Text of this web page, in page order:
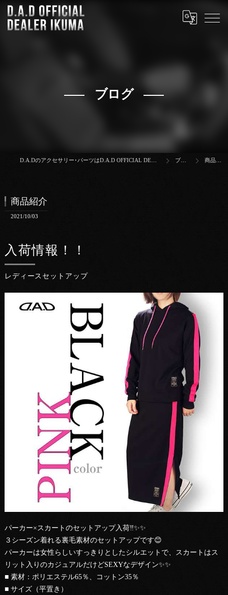
ブログ
D.A.Dのアクセサリー･パーツはD.A.D OFFICIAL DEALER IKUMA ブログ 商品紹介
商品紹介
2021/10/03
レディースセットアップ
入荷情報！！
パーカー×スカートのセットアップ入荷‼️✨✨
３シーズン着れる裏毛素材のセットアップです😊
パーカーは女性らしいすっきりとしたシルエットで、スカートはス
リット入りのカジュアルだけどSEXYなデザイン✨✨
■ 素材：ポリエステル65％、コットン35％
■ サイズ（平置き）